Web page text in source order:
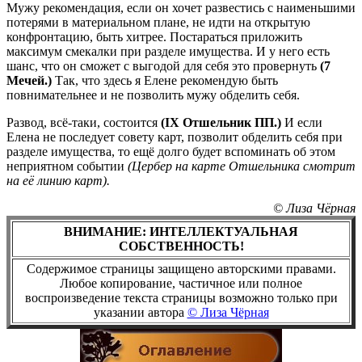
Мужу рекомендация, если он хочет развестись с наименьшими
потерями в материальном плане, не идти на открытую
конфронтацию, быть хитрее. Постараться приложить
максимум смекалки при разделе имущества. И у него есть
шанс, что он сможет с выгодой для себя это провернуть (7
Мечей.) Так, что здесь я Елене рекомендую быть
повнимательнее и не позволить мужу обделить себя.
Развод, всё-таки, состоится (IХ Отшельник ПП.) И если
Елена не последует совету карт, позволит обделить себя при
разделе имущества, то ещё долго будет вспоминать об этом
неприятном событии (Цербер на карте Отшельника смотрит
на её линию карт).
© Лиза Чёрная
ВНИМАНИЕ: ИНТЕЛЛЕКТУАЛЬНАЯ
СОБСТВЕННОСТЬ!
Содержимое страницы защищено авторскими правами.
Любое копирование, частичное или полное
воспроизведение текста страницы возможно только при
указании автора © Лиза Чёрная